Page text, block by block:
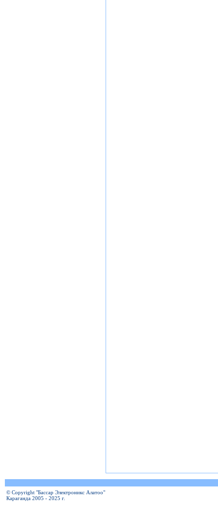
© Copyright "Бассар Электроникс Алатоо"
Караганда 2005 - 2025 г.